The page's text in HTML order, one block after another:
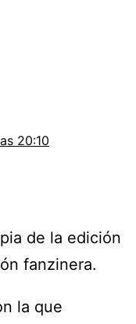
20:10
de la edición
fanzinera.
la que